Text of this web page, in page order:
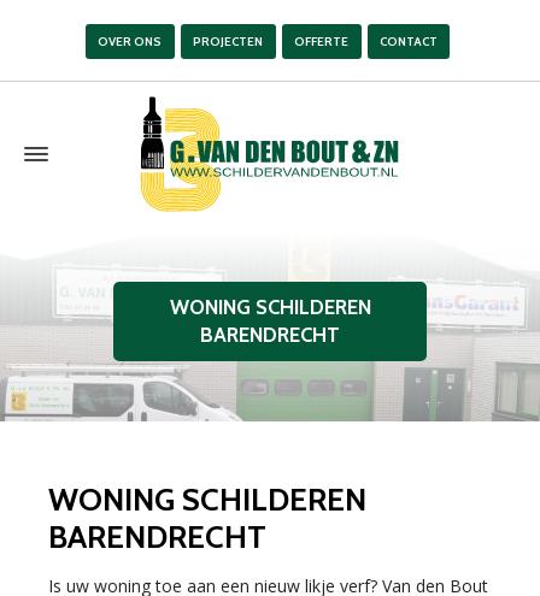
OVER ONS PROJECTEN OFFERTE CONTACT
WONING SCHILDEREN
BARENDRECHT
WONING SCHILDEREN
BARENDRECHT
Is uw woning toe aan een nieuw likje verf? Van den Bout